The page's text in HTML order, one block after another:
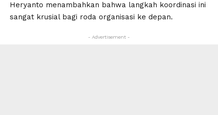
Heryanto menambahkan bahwa langkah koordinasi ini
sangat krusial bagi roda organisasi ke depan.
- Advertisement -